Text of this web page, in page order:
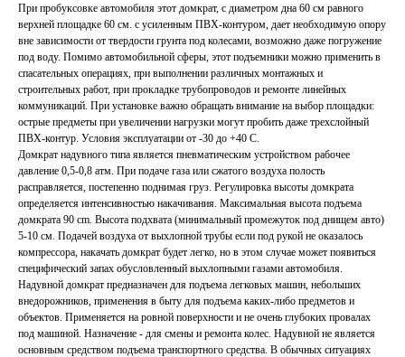
При пробуксовке автомобиля этот домкрат, с диаметром дна 60 см равного
верхней площадке 60 см. с усиленным ПВХ-контуром, дает необходимую опору
вне зависимости от твердости грунта под колесами, возможно даже погружение
под воду. Помимо автомобильной сферы, этот подъемники можно применить в
спасательных операциях, при выполнении различных монтажных и
строительных работ, при прокладке трубопроводов и ремонте линейных
коммуникаций. При установке важно обращать внимание на выбор площадки:
острые предметы при увеличении нагрузки могут пробить даже трехслойный
ПВХ-контур. Условия эксплуатации от -30 до +40 С.
Домкрат надувного типа является пневматическим устройством рабочее
давление 0,5-0,8 атм. При подаче газа или сжатого воздуха полость
расправляется, постепенно поднимая груз. Регулировка высоты домкрата
определяется интенсивностью накачивания. Максимальная высота подъема
домкрата 90 cm. Высота подхвата (минимальный промежуток под днищем авто)
5-10 см. Подачей воздуха от выхлопной трубы если под рукой не оказалось
компрессора, накачать домкрат будет легко, но в этом случае может появиться
специфический запах обусловленный выхлопными газами автомобиля.
Надувной домкрат предназначен для подъема легковых машин, небольших
внедорожников, применения в быту для подъема каких-либо предметов и
объектов. Применяется на ровной поверхности и не очень глубоких провалах
под машиной. Назначение - для смены и ремонта колес. Надувной не является
основным средством подъема транспортного средства. В обычных ситуациях